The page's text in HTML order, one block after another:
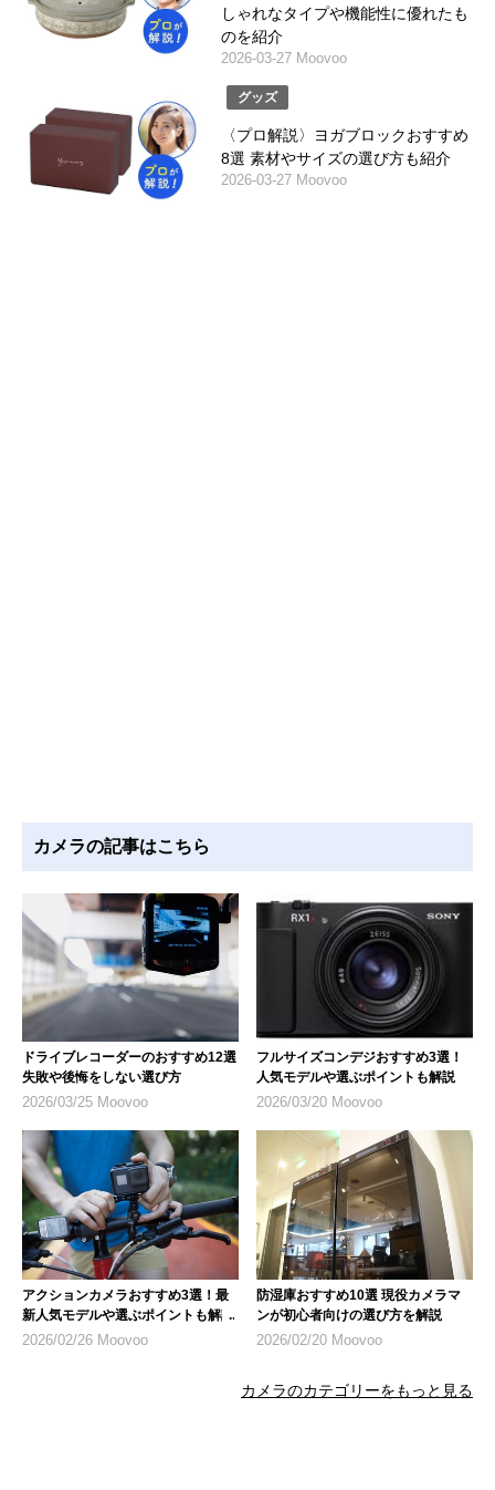
しゃれなタイプや機能性に優れたも
のを紹介
2026-03-27 Moovoo
グッズ
〈プロ解説〉ヨガブロックおすすめ
8選 素材やサイズの選び方も紹介
2026-03-27 Moovoo
カメラの記事はこちら
ドライブレコーダーのおすすめ12選
失敗や後悔をしない選び方
2026/03/25 Moovoo
フルサイズコンデジおすすめ3選！
人気モデルや選ぶポイントも解説
2026/03/20 Moovoo
アクションカメラおすすめ3選！最
新人気モデルや選ぶポイントも解説
2026/02/26 Moovoo
防湿庫おすすめ10選 現役カメラマ
ンが初心者向けの選び方を解説
2026/02/20 Moovoo
カメラのカテゴリーをもっと見る